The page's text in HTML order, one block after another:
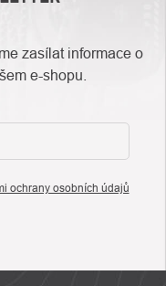
zasílat informace o
e-shopu.
ochrany osobních údajů